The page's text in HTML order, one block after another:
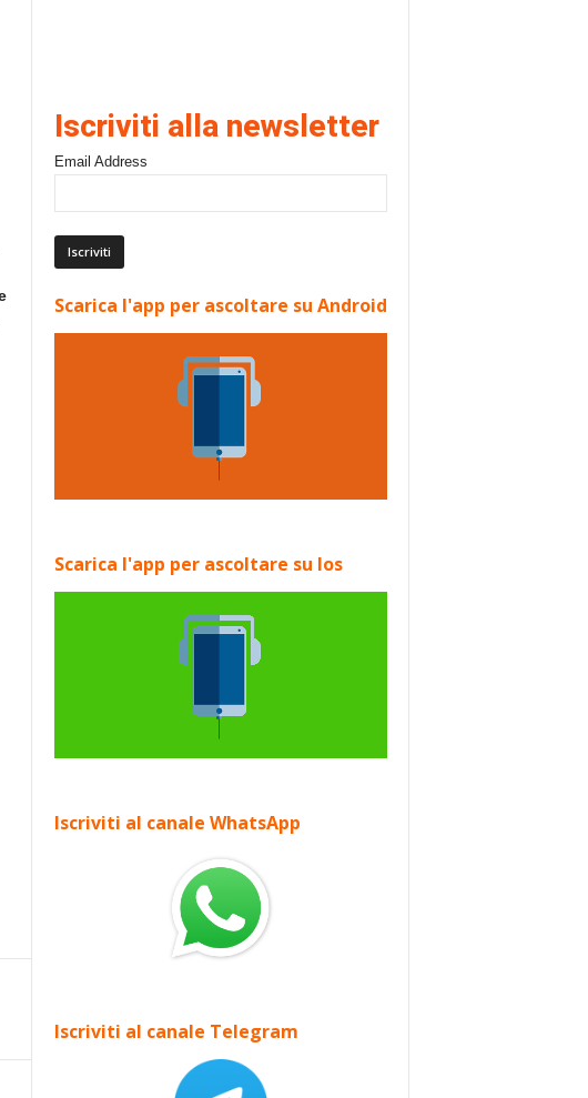
Iscriviti alla newsletter
Email Address
Scarica l'app per ascoltare su Android
Scarica l'app per ascoltare su Ios
Iscriviti al canale WhatsApp
Iscriviti al canale Telegram